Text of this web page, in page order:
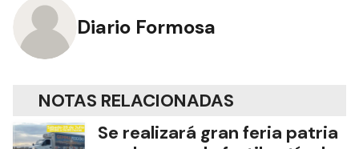
Diario Formosa
NOTAS RELACIONADAS
Se realizará gran feria patria